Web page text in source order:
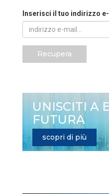
Inserisci il tuo indirizzo e-
Recupera
UNISCITI A
FUTURA
scopri di più